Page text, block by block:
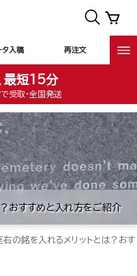
タ入稿 再注文
最短15分
受取・全国発送
おすすめと入れ方をご紹介
右の銘を入れるメリットとは？おす